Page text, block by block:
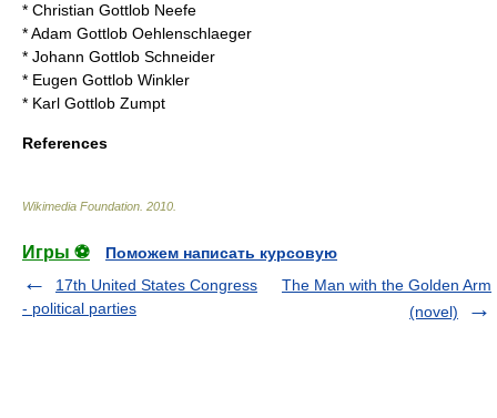
* Christian Gottlob Neefe
*Adam Gottlob Oehlenschlaeger
* Johann Gottlob Schneider
* Eugen Gottlob Winkler
* Karl Gottlob Zumpt
References
Wikimedia Foundation 2010
Игры ⚽
Поможем написать курсовую
17th United States Congress
- political parties
The Man with the Golden Arm
(novel)